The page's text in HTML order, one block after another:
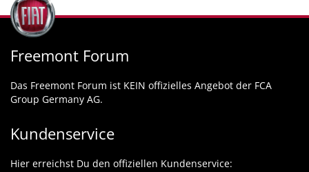
Freemont Forum
Das Freemont Forum ist KEIN offizielles Angebot der FCA
Group Germany AG.
Kundenservice
Hier erreichst Du den offiziellen Kundenservice: